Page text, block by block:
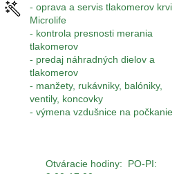
- oprava a servis tlakomerov krvi
Microlife
- kontrola presnosti merania
tlakomerov
- predaj náhradných dielov a
tlakomerov
- manžety, rukávniky, balóniky,
ventily, koncovky
- výmena vzdušnice na počkanie
Otváracie hodiny: PO-PI: